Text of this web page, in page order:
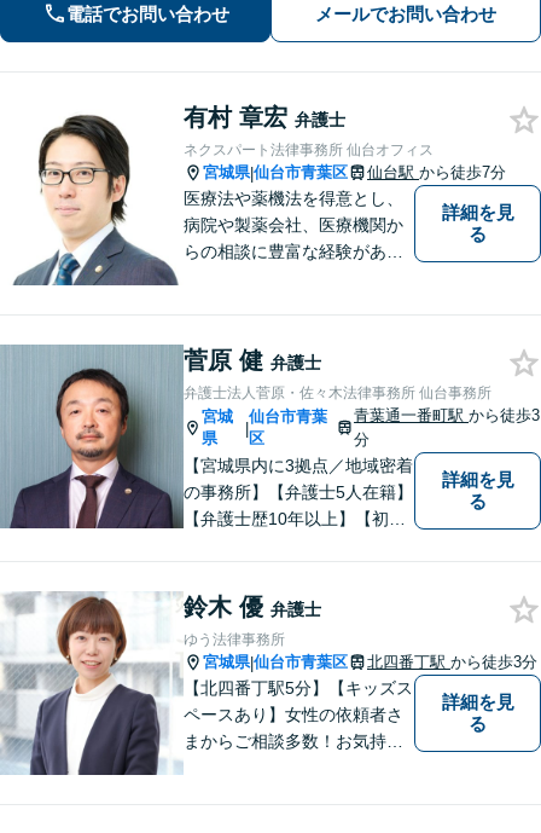
にお聞きしご要望に沿った解決をする
ように心がけています。お気軽にご相
電話でお問い合わせ メールでお問い合わせ
有村 章宏 弁護士
ネクスパート法律事務所 仙台オフィス
宮城県|仙台市青葉区 仙台駅 から徒歩7分
医療法や薬機法を得意とし、
病院や製薬会社、医療機関か
らの相談に豊富な経験があり
ニケーション力」「リサーチ
力」をフルに用いて、真の救
済を目指します。【分割払い
可】
詳細を見
る
菅原 健 弁護士
弁護士法人菅原・佐々木法律事務所 仙台事務所
宮城
県
|
仙台市青葉
区
青葉通一番町駅から徒歩3
分
【宮城県内に3拠点／地域密着
の事務所】【弁護士5人在籍】
【弁護士歴10年以上】【初回
いう方も、まずはお電話くだ
さい。個人や企業のあらゆる
トラブルに対応【青葉通一番
町駅1分】
詳細を見
る
鈴木 優 弁護士
ゆう法律事務所
宮城県|仙台市青葉区 北四番丁駅 から徒歩3分
【北四番丁駅5分】【キッズス
ペースあり】女性の依頼者さ
まからご相談多数！お気持ち
詳細を見
る